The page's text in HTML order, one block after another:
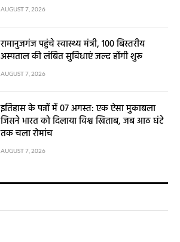
AUGUST 7, 2026
रामानुजगंज पहुंचे स्वास्थ्य मंत्री, 100 बिस्तरीय
अस्पताल की लंबित सुविधाएं जल्द होंगी शुरू
AUGUST 7, 2026
इतिहास के पन्नों में 07 अगस्त: एक ऐसा मुकाबला
जिसने भारत को दिलाया विश्व खिताब, जब आठ घंटे
तक चला रोमांच
AUGUST 7, 2026